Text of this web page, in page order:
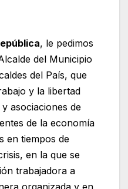
, le pedimos
del Municipio
del País, que
y la libertad
asociaciones de
de la economía
en tiempos de
en la que se
trabajadora a
organizada y en